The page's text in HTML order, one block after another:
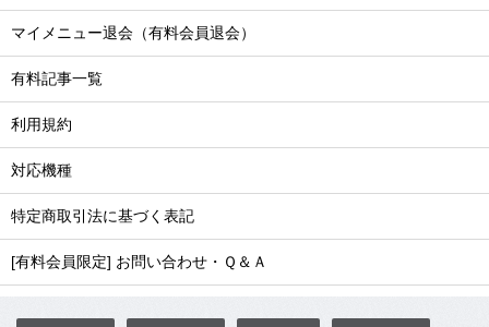
マイメニュー退会（有料会員退会）
有料記事一覧
利用規約
対応機種
特定商取引法に基づく表記
[有料会員限定] お問い合わせ・Ｑ＆Ａ